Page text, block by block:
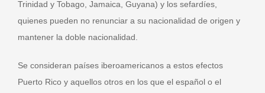
Trinidad y Tobago, Jamaica, Guyana) y los sefardíes,
quienes pueden no renunciar a su nacionalidad de origen y
mantener la doble nacionalidad.
Se consideran países iberoamericanos a estos efectos
Puerto Rico y aquellos otros en los que el español o el